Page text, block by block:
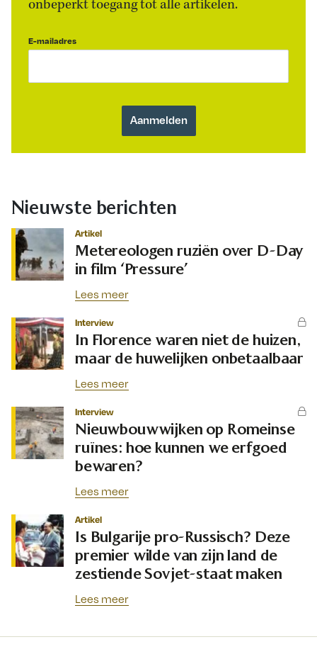
onbeperkt toegang tot alle artikelen.
E-mailadres
Nieuwste berichten
Artikel
Metereologen ruziën over D-Day
in film ‘Pressure’
Lees meer
Interview
In Florence waren niet de huizen,
maar de huwelijken onbetaalbaar
Lees meer
Interview
Nieuwbouwwijken op Romeinse
ruïnes: hoe kunnen we erfgoed
bewaren?
Lees meer
Artikel
Is Bulgarije pro-Russisch? Deze
premier wilde van zijn land de
zestiende Sovjet-staat maken
Lees meer